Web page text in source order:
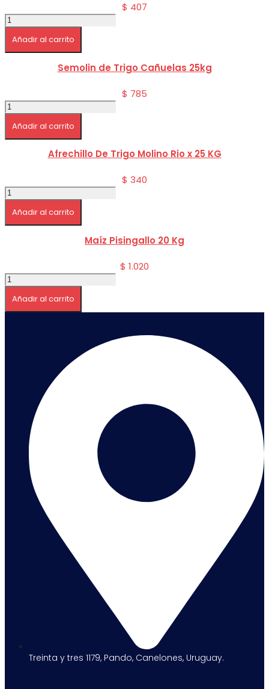
$ 407
Maiz
Molido
Molino
San
Añadir al carrito
Semolin de Trigo Cañuelas 25kg
$ 785
Semolin
de
Trigo
Cañuelas
Añadir al carrito
Afrechillo De Trigo Molino Rio x 25 KG
$ 340
Afrechillo
De
Trigo
Molino
cantidad
Añadir al carrito
Maíz Pisingallo 20 Kg
$ 1.020
Maíz
Pisingallo
20
Kg
Añadir al carrito
Treinta y tres 1179, Pando, Canelones, Uruguay.